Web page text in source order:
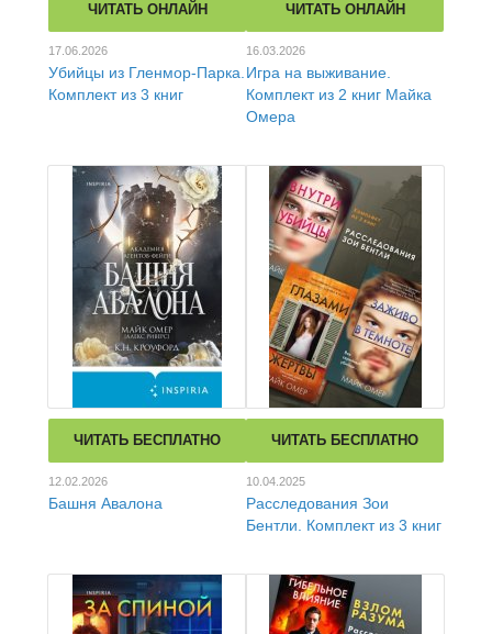
ЧИТАТЬ ОНЛАЙН
17.06.2026
Убийцы из Гленмор-Парка.
Комплект из 3 книг
ЧИТАТЬ ОНЛАЙН
16.03.2026
Игра на выживание.
Комплект из 2 книг Майка
Омера
ЧИТАТЬ БЕСПЛАТНО
12.02.2026
Башня Авалона
ЧИТАТЬ БЕСПЛАТНО
10.04.2025
Расследования Зои
Бентли. Комплект из 3 книг